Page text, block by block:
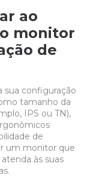
ao
monitor
de
sua configuração
tamanho da
IPS ou TN),
de
um monitor que
às suas